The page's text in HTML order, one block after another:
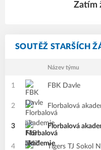
Zatím
SOUTĚŽ STARŠÍCH
Název týmu
1 FBK Davle
2 Florbalová
3 Florbalová
4 Tigers TJ Sokol